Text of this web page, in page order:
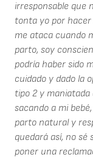
irresponsable que
tonta yo por hacer
me ataca cuando
parto, soy
podría haber sido
cuidado y dado la
tipo 2 y
sacando a mi
parto natural y
quedará así, no sé
poner una